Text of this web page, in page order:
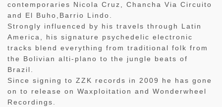
contemporaries Nicola Cruz, Chancha Via Circuito
and El Buho,Barrio Lindo.
Strongly influenced by his travels through Latin
America, his signature psychedelic electronic
tracks blend everything from traditional folk from
the Bolivian alti-plano to the jungle beats of
Brazil.
Since signing to ZZK records in 2009 he has gone
on to release on Waxploitation and Wonderwheel
Recordings.